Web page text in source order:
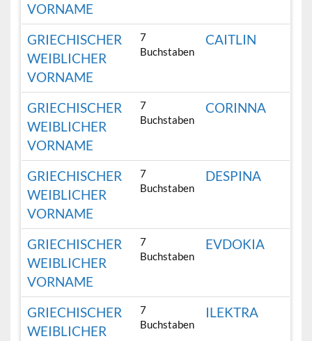
VORNAME
GRIECHISCHER
WEIBLICHER
VORNAME
7
Buchstaben
CAITLIN
GRIECHISCHER
WEIBLICHER
VORNAME
7
Buchstaben
CORINNA
GRIECHISCHER
WEIBLICHER
VORNAME
7
Buchstaben
DESPINA
GRIECHISCHER
WEIBLICHER
VORNAME
7
Buchstaben
EVDOKIA
GRIECHISCHER
WEIBLICHER
7
Buchstaben
ILEKTRA